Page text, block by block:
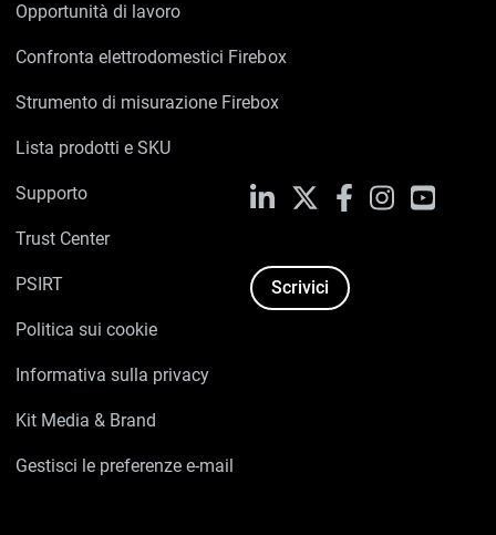
Opportunità di lavoro
Confronta elettrodomestici Firebox
Strumento di misurazione Firebox
Lista prodotti e SKU
Supporto
Trust Center
PSIRT
Politica sui cookie
Informativa sulla privacy
Kit Media & Brand
Gestisci le preferenze e-mail
LinkedIn FacebookInstagram
Scrivici